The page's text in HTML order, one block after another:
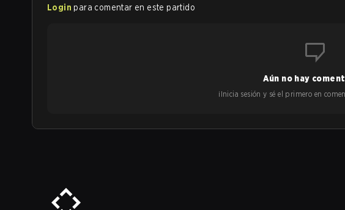
Login para comentar en este partido
Aún no hay
¡Inicia sesión y sé el primero en